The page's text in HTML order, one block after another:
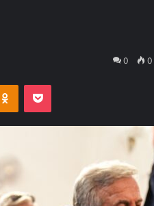
0 0
Odnoklassniki
Pocket